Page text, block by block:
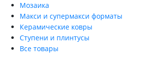
Мозаика
Макси и супермакси форматы
Керамические ковры
Ступени и плинтусы
Все товары